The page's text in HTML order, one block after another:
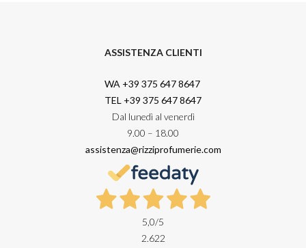
ASSISTENZA CLIENTI
WA +39 375 647 8647
TEL +39 375 647 8647
Dal lunedì al venerdì
9.00 – 18.00
assistenza@rizziprofumerie.com
5,0/5
2.622